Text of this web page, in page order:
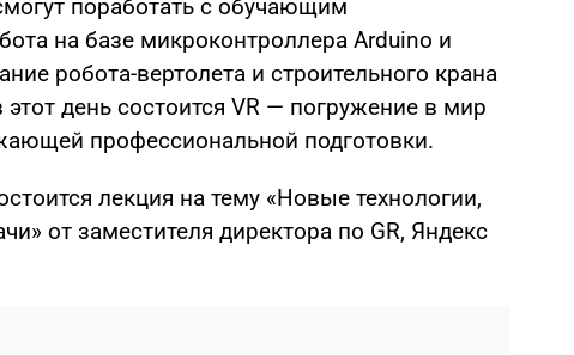
поработать с обучающим
на базе микроконтроллера Arduino и
робота-вертолета и строительного крана
день состоится VR — погружение в мир
профессиональной подготовки.
лекция на тему «Новые технологии,
от заместителя директора по GR, Яндекс